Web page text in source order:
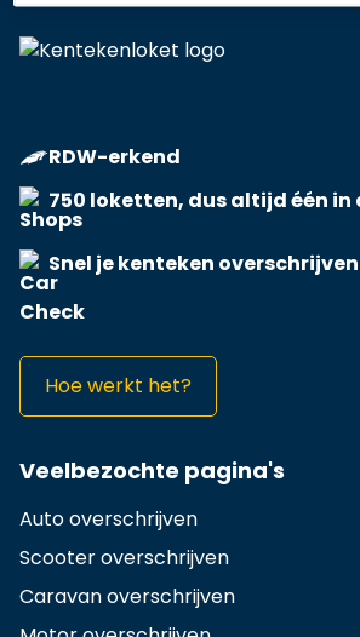
RDW-erkend
750 loketten, dus altijd één in
Snel je kenteken overschrijven
Hoe werkt het?
Veelbezochte pagina's
Auto overschrijven
Scooter overschrijven
Caravan overschrijven